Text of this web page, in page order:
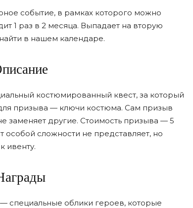
событие, в рамках которого можно
1 раз в 2 месяца. Выпадает на вторую
в нашем календаре.
костюмированный квест, за который
призыва — ключи костюма. Сам призыв
заменяет другие. Стоимость призыва — 5
особой сложности не представляет, но
ивенту.
специальные облики героев, которые